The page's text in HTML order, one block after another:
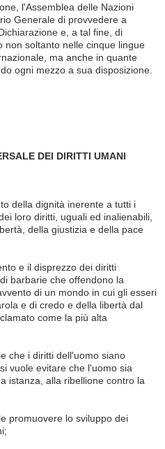
l'Assemblea delle Nazioni
Generale di provvedere a
e, a tal fine, di
non soltanto nelle cinque lingue
ma anche in quante
ogni mezzo a sua disposizione.
DEI DIRITTI UMANI
della dignità inerente a tutti i
loro diritti, uguali ed inalienabili,
della giustizia e della pace
e il disprezzo dei diritti
barbarie che offendono la
di un mondo in cui gli esseri
e di credo e della libertà dal
come la più alta
che i diritti dell'uomo siano
vuole evitare che l'uomo sia
istanza, alla ribellione contro la
promuovere lo sviluppo dei